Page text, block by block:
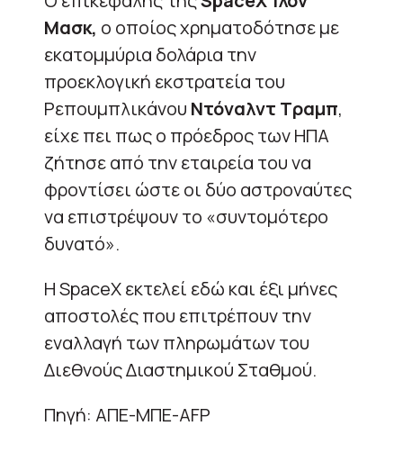
Μασκ, ο οποίος χρηματοδότησε με
εκατομμύρια δολάρια την
προεκλογική εκστρατεία του
Ρεπουμπλικάνου Ντόναλντ Τραμπ,
είχε πει πως ο πρόεδρος των ΗΠΑ
ζήτησε από την εταιρεία του να
φροντίσει ώστε οι δύο αστροναύτες
να επιστρέψουν το «συντομότερο
δυνατό».
Η SpaceX εκτελεί εδώ και έξι μήνες
αποστολές που επιτρέπουν την
εναλλαγή των πληρωμάτων του
Διεθνούς Διαστημικού Σταθμού.
Πηγή: ΑΠΕ-ΜΠΕ-AFP